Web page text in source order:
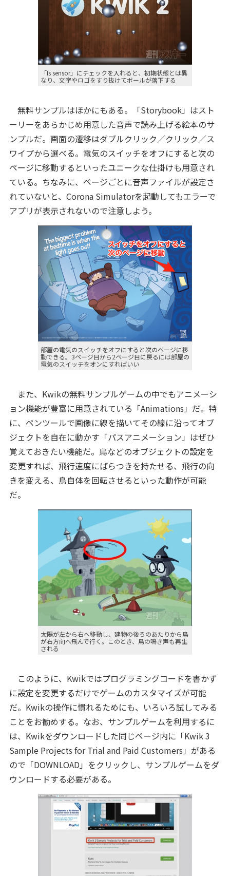
「Is sensor」にチェックを入れると、初期状態とは異
なり、文字やロゴをすり抜けてボールが落下する
無料サンプルはほかにもある。「Storybook」はスト
ーリーをあらかじめ用意した音声で読み上げる絵本のサ
ンプルだ。画面の遷移はダブルクリック／クリック／ス
ワイプから選べる。電気のスイッチをオフにすると次の
ページに移動するといったユニークな仕掛けも用意され
ている。ちなみに、ページごとに音声ファイルが設定さ
れていないと、Corona Simulatorを起動してもエラーで
アプリが表示されないので注意しよう。
部屋の電気のスイッチをオフにすると次のページに移
動できる。3ページ目から2ページ目に戻るには部屋の
電気のスイッチをオンにすればいい
また、Kwikの無料サンプルゲームの中でもアニメーシ
ョン機能が豊富に用意されている「Animations」だ。特
に、ペンツールで画像に線を描いてその線に沿ってオブ
ジェクトを自在に動かす「パスアニメーション」はぜひ
覚えておきたい機能だ。鳥などのオブジェクトの設定を
変更すれば、飛行速度にばらつきを持たせる、飛行の向
きを変える、鳥自体を回転させるといった動作が可能
だ。
太陽が左から右へ移動し、建物の後ろのあたりから鳥
が右方向へ飛んで行く。このとき、鳥の鳴き声も再生
される
このように、Kwikではプログラミングコードを書かず
に設定を変更するだけでゲームのカスタマイズが可能
だ。Kwikの操作に慣れるためにも、いろいろ試してみる
ことをお勧めする。なお、サンプルゲームを利用するに
は、Kwikをダウンロードした同じページ内に「Kwik 3
Sample Projects for Trial and Paid Customers」がある
ので「DOWNLOAD」をクリックし、サンプルゲームをダ
ウンロードする必要がある。